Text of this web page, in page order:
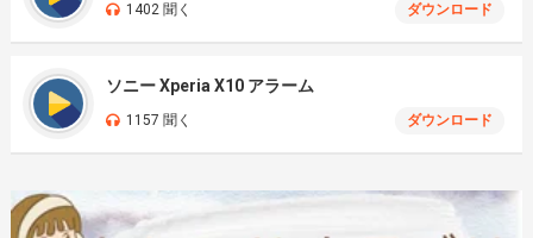
1402 聞く ダウンロード
ソニー Xperia X10 アラーム
1157 聞く ダウンロード